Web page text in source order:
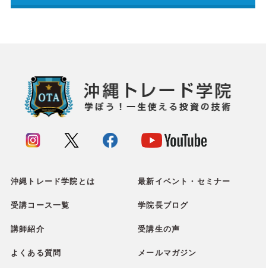
沖縄トレード学院とは 最新イベント・セミナー
受講コース一覧 学院長ブログ
講師紹介 受講生の声
よくある質問 メールマガジン